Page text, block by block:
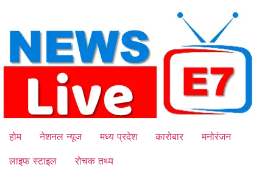
content
होम नेशनल न्यूज मध्य प्रदेश कारोबार
मनोरंजन
लाइफ स्टाइल
रोचक तथ्य